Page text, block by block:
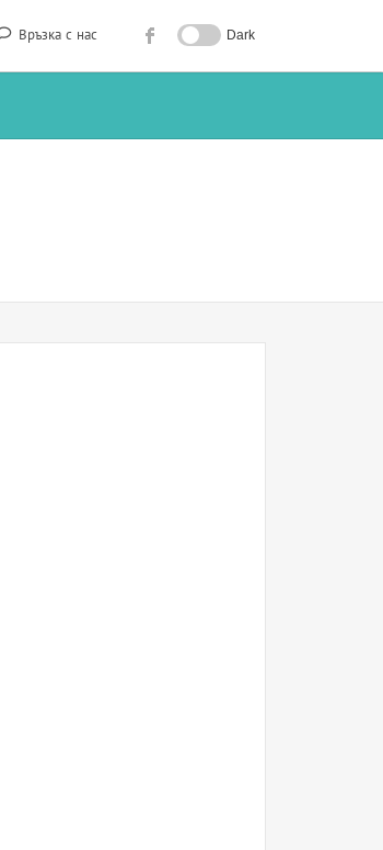
Връзка с нас Dark